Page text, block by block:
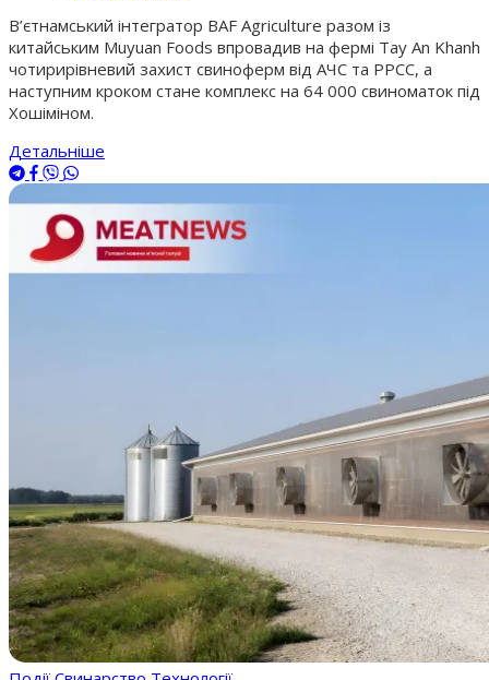
В’єтнамський інтегратор BAF Agriculture разом із
китайським Muyuan Foods впровадив на фермі Tay An Khanh
чотирирівневий захист свиноферм від АЧС та РРСС, а
наступним кроком стане комплекс на 64 000 свиноматок під
Хошіміном.
Детальніше